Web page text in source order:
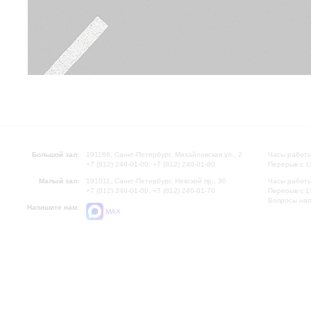
Большой зал:
191186, Санкт-Петербург, Михайловская ул., 2
+7 (812) 240-01-00, +7 (812) 240-01-80
Малый зал:
191011, Санкт-Петербург, Невский пр., 30
+7 (812) 240-01-00, +7 (812) 240-01-70
Напишите нам:
MAX
Часы
Перерыв с
Часы
Перерыв с
Вопросы